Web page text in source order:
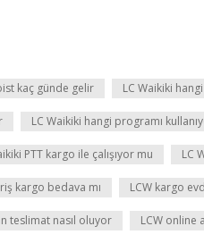
kaç günde gelir LC Waikiki
LC Waikiki hangi programı
PTT kargo ile çalışıyor mu LC
kargo bedava mı LCW kargo
teslimat nasıl oluyor LCW online